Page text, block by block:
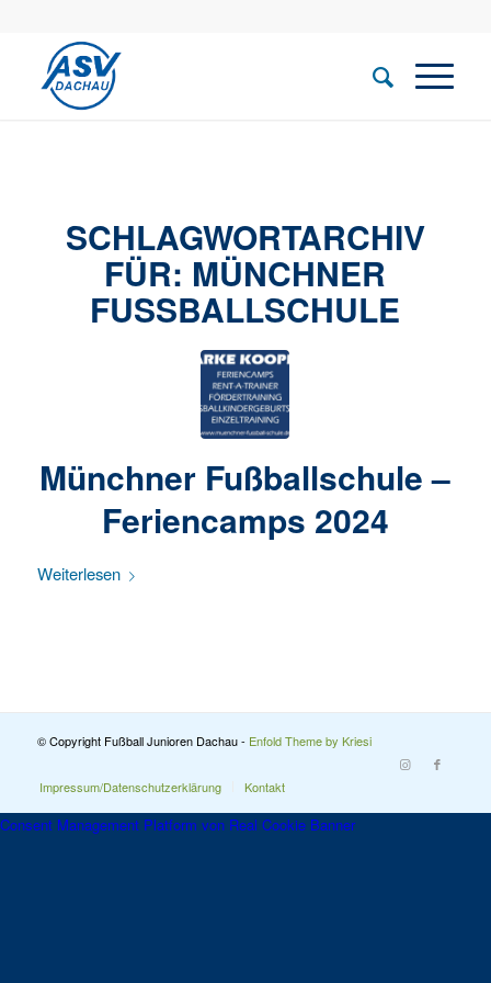
SCHLAGWORTARCHIV
FÜR: MÜNCHNER
FUSSBALLSCHULE
Münchner Fußballschule –
Feriencamps 2024
Weiterlesen
© Copyright Fußball Junioren Dachau - Enfold Theme by Kriesi
Impressum/Datenschutzerklärung Kontakt
Consent Management Platform von Real Cookie Banner